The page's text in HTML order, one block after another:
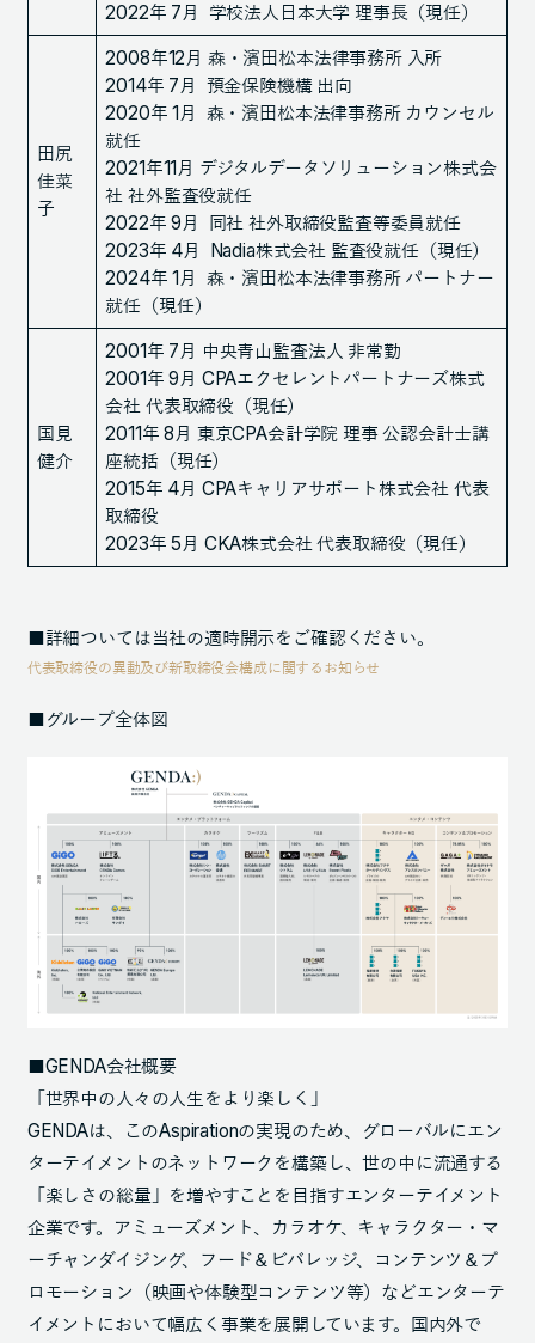
2022年 7月 学校法人日本大学 理事長（現任）
田尻
佳菜
子
2008年12月 森・濱田松本法律事務所 入所
2014年 7月 預金保険機構 出向
2020年 1月 森・濱田松本法律事務所 カウンセル
就任
2021年11月 デジタルデータソリューション株式会
社 社外監査役就任
2022年 9月 同社 社外取締役監査等委員就任
2023年 4月 Nadia株式会社 監査役就任（現任）
2024年 1月 森・濱田松本法律事務所 パートナー
就任（現任）
国見
健介
2001年 7月 中央青山監査法人 非常勤
2001年 9月 CPAエクセレントパートナーズ株式
会社 代表取締役（現任）
2011年 8月 東京CPA会計学院 理事 公認会計士講
座統括（現任）
2015年 4月 CPAキャリアサポート株式会社 代表
取締役
2023年 5月 CKA株式会社 代表取締役（現任）
■詳細ついては当社の適時開示をご確認ください。
代表取締役の異動及び新取締役会構成に関するお知らせ
■グループ全体図
■GENDA会社概要
「世界中の人々の人生をより楽しく」
GENDAは、このAspirationの実現のため、グローバルにエン
ターテイメントのネットワークを構築し、世の中に流通する
「楽しさの総量」を増やすことを目指すエンターテイメント
企業です。アミューズメント、カラオケ、キャラクター・マ
ーチャンダイジング、フード＆ビバレッジ、コンテンツ＆プ
ロモーション（映画や体験型コンテンツ等）などエンターテ
イメントにおいて幅広く事業を展開しています。国内外で